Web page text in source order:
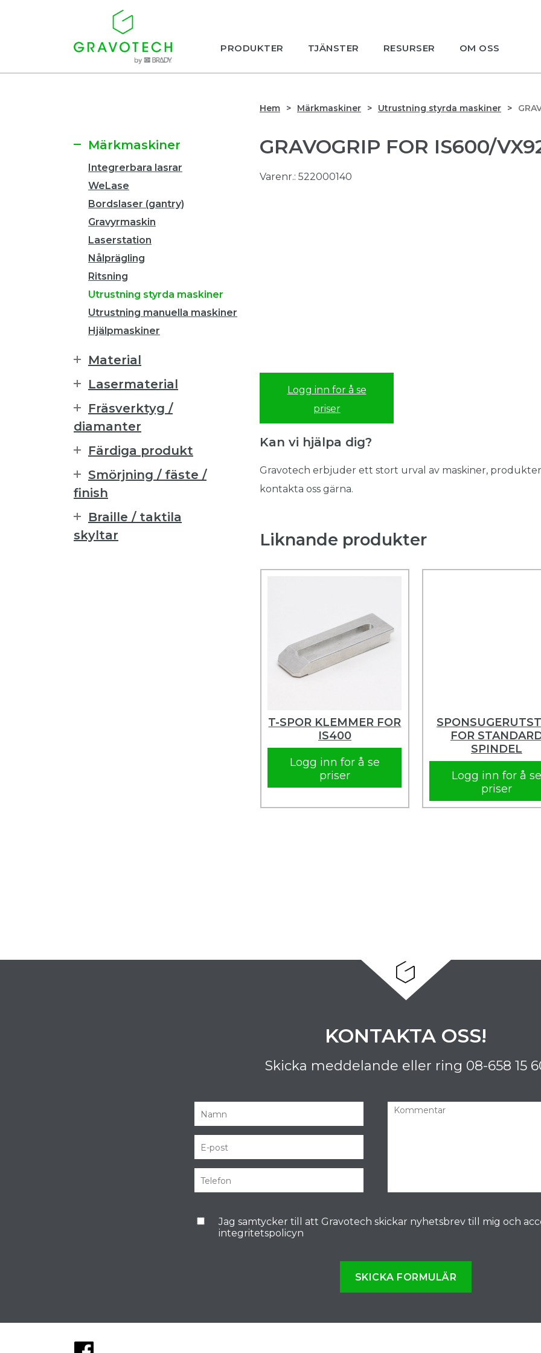
PRODUKTER TJÄNSTER RESURSER OM OSS
Hem Märkmaskiner Utrustning styrda maskiner
GRAVOGRIP FOR IS600/
Varenr.: 522000140
Logg inn for å se
priser
Kan vi hjälpa dig?
Gravotech erbjuder ett stort urval av maskiner,
kontakta oss gärna.
Liknande produkter
T-SPOR KLEMMER FOR
IS400
Logg inn for å se
priser
FOR
SPINDEL
Logg inn for å se
priser
Märkmaskiner
Integrerbara lasrar
WeLase
Bordslaser (gantry)
Gravyrmaskin
Laserstation
Nålprägling
Ritsning
Utrustning styrda maskiner
Utrustning manuella maskiner
Hjälpmaskiner
Material
Lasermaterial
Fräsverktyg /
diamanter
Färdiga produkt
Smörjning / fäste /
finish
Braille / taktila
skyltar
KONTAKTA OSS!
Skicka meddelande eller ring 08-658 15
Jag samtycker till att Gravotech skickar nyhetsbrev till mig och
integritetspolicyn
SKICKA FORMULÄR